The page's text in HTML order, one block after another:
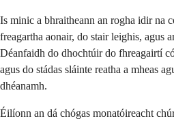
Is minic a bhraitheann an rogha idir na
freagartha aonair, do stair leighis, agus
Déanfaidh do dhochtúir do fhreagairtí
agus do stádas sláinte reatha a mheas
dhéanamh.
Éilíonn an dá chógas monatóireacht